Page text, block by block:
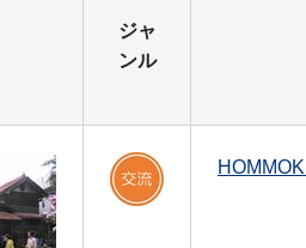
ジャ
ンル